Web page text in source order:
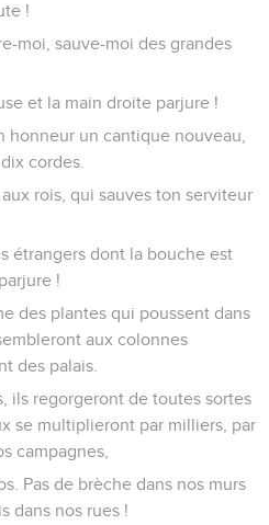
!
moi, sauve-moi des grandes
et la main droite parjure !
honneur un cantique nouveau,
cordes.
rois, qui sauves ton serviteur
étrangers dont la bouche est
!
des plantes qui poussent dans
aux colonnes
des palais.
ils regorgeront de toutes sortes
se multiplieront par milliers, par
campagnes,
Pas de brèche dans nos murs
dans nos rues !